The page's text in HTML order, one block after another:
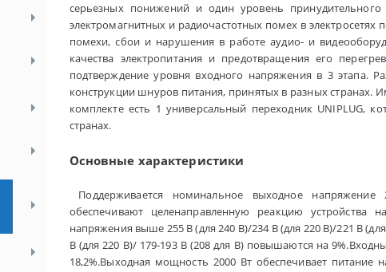
серьезных понижений и один уровень
электромагнитных и радиочастотных помех в
помехи, сбои и нарушения в работе аудио- и
качества электропитания и предотвращения его
подтверждение уровня входного напряжения в 3 этапа.
конструкции шнуров питания, принятых в разных странах.
комплекте есть 1 универсальный переходник UNIPLUG,
странах.
Основные характеристики
Поддерживается номинальное выходное напряжение
обеспечивают целенаправленную реакцию
напряжения выше 255 В (для 240 В)/234 В (для 220 В)/221 В
В (для 220 В)/ 179-193 В (208 для В) повышаются на
18,2%.Выходная мощность 2000 Вт обеспечивает питание